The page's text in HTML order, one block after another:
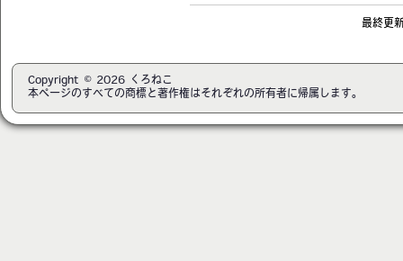
最終更
Copyright © 2026 くろねこ
本ページのすべての商標と著作権はそれぞれの所有者に帰属します。